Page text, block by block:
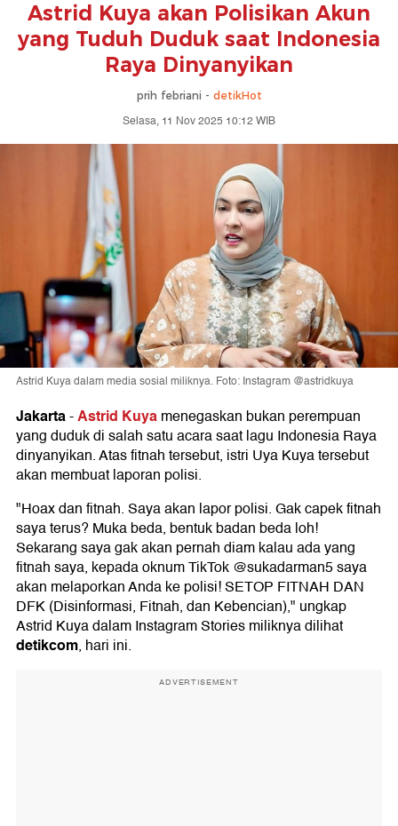
Astrid Kuya akan Polisikan Akun
yang Tuduh Duduk saat Indonesia
Raya Dinyanyikan
prih febriani - detikHot
Selasa, 11 Nov 2025 10:12 WIB
Astrid Kuya dalam media sosial miliknya. Foto: Instagram @astridkuya
Jakarta-Astrid Kuyamenegaskan bukan perempuan
yang duduk di salah satu acara saat lagu Indonesia Raya
dinyanyikan. Atas fitnah tersebut, istri Uya Kuya tersebut
akan membuat laporan polisi.
"Hoax dan fitnah. Saya akan lapor polisi. Gak capek fitnah
saya terus? Muka beda, bentuk badan beda loh!
Sekarang saya gak akan pernah diam kalau ada yang
fitnah saya, kepada oknum TikTok @sukadarman5 saya
akan melaporkan Anda ke polisi! SETOP FITNAH DAN
DFK (Disinformasi, Fitnah, dan Kebencian)," ungkap
Astrid Kuya dalam Instagram Stories miliknya dilihat
detikcom, hari ini.
ADVERTISEMENT